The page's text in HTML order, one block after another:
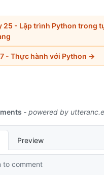
25 - Lập trình Python trong
- Thực hành với Python →